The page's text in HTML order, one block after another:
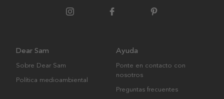
Dear Sam
Sobre Dear Sam
Política medioambiental
Ayuda
Ponte en contacto con
nosotros
Preguntas frecuentes